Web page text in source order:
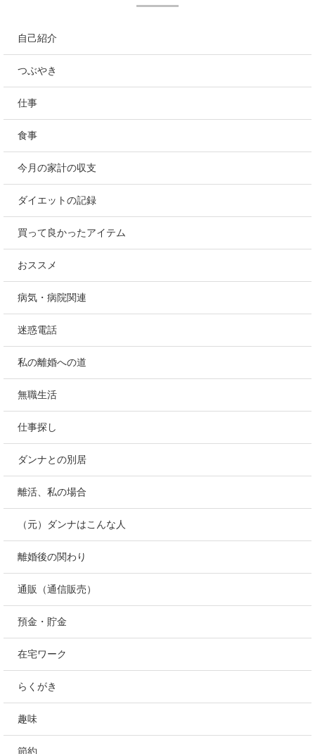
自己紹介
つぶやき
仕事
食事
今月の家計の収支
ダイエットの記録
買って良かったアイテム
おススメ
病気・病院関連
迷惑電話
私の離婚への道
無職生活
仕事探し
ダンナとの別居
離活、私の場合
（元）ダンナはこんな人
離婚後の関わり
通販（通信販売）
預金・貯金
在宅ワーク
らくがき
趣味
節約